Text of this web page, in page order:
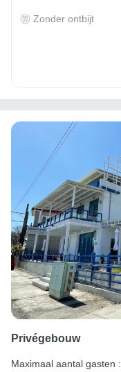
Zonder ontbijt
Privégebouw
Maximaal aantal gasten :